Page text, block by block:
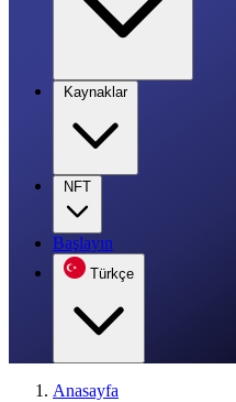
Kaynaklar
NFT
Başlayın
Türkçe
Anasayfa